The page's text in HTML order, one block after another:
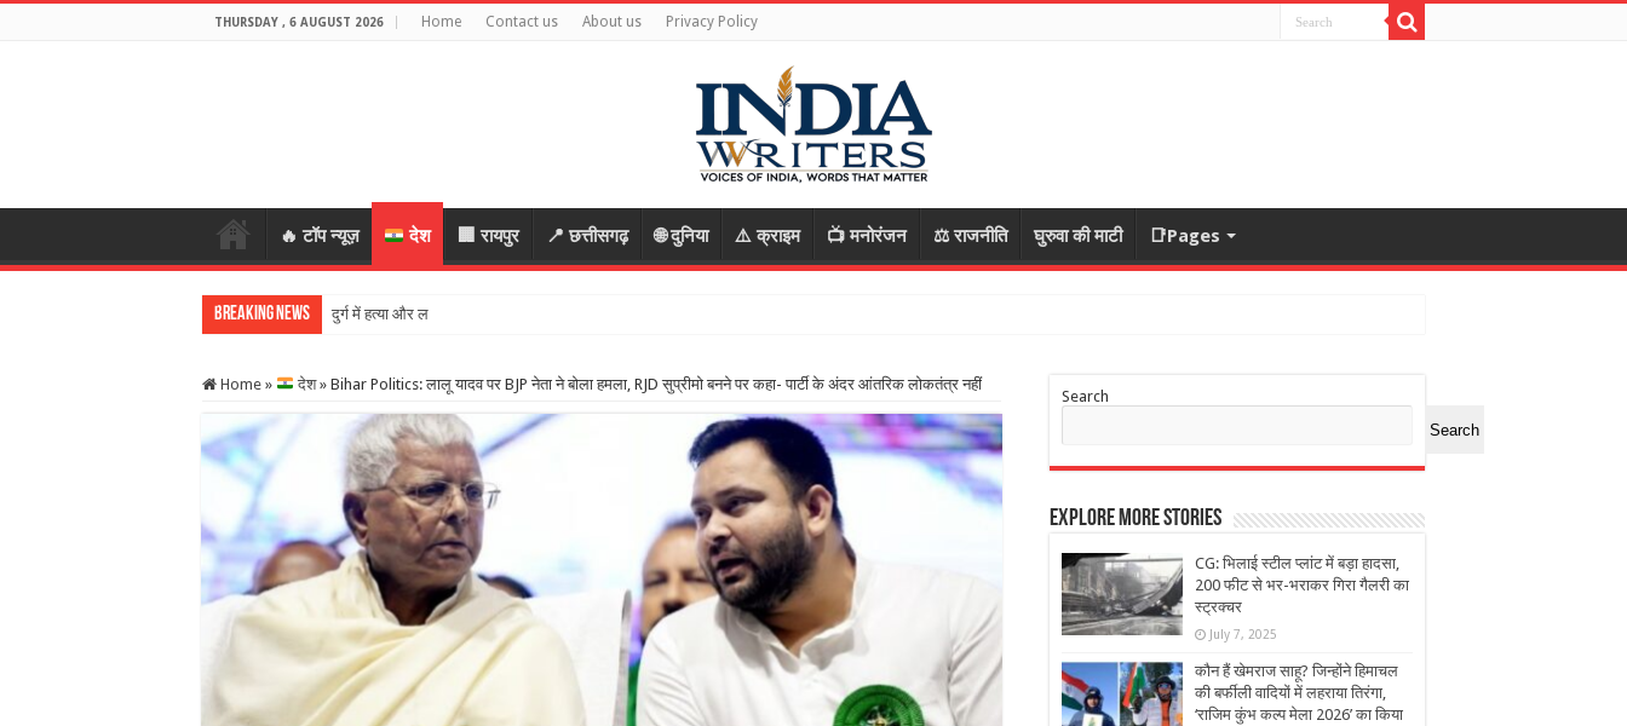
THURSDAY , 6 AUGUST 2026 Home Contact us About us Privacy Policy
🔥 टॉप न्यूज़ देश 🏢 रायपुर 📍 छत्तीसगढ़ 🌐 दुनिया ⚠️ क्राइम 📺 मनोरंजन ⚖️ राजनीति घुरुवा की माटी 📑Pages
Breaking News दुर्ग में हत्या और लूटकांड का 48 घंटे में खु
Home » देश » Bihar Politics: लालू यादव पर BJP नेता ने बोला हमला, RJD सुप्रीमो बनने पर कहा- पार्टी के अंदर आंतरिक लोकतंत्र नहीं
Search
Search
Explore More Stories
CG: भिलाई स्टील प्लांट में बड़ा हादसा,
200 फीट से भर-भराकर गिरा गैलरी का
स्ट्रक्चर
July 7, 2025
कौन हैं खेमराज साहू? जिन्होंने हिमाचल
की बर्फीली वादियों में लहराया तिरंगा,
‘राजिम कुंभ कल्प मेला 2026’ का किया